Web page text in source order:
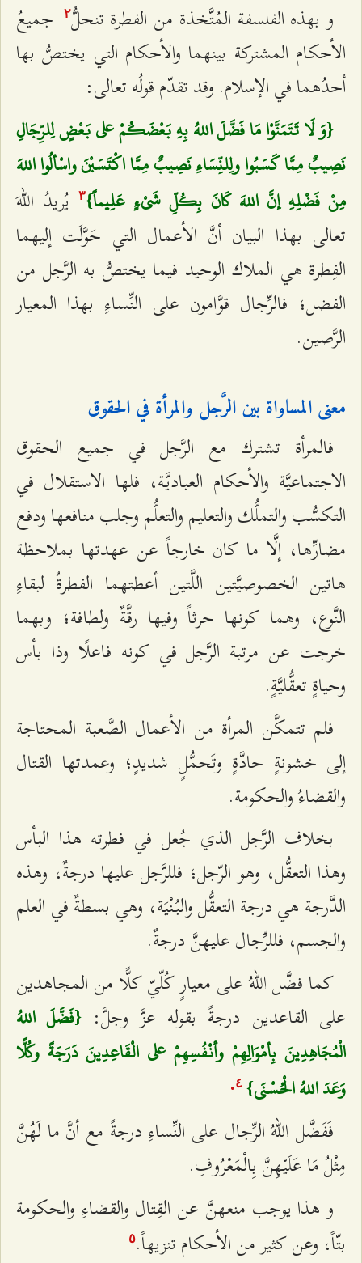
و بهذه الفلسفة المُتَّخذة من الفطرة تنحلُّ٢
جميعُ
الأحكام المشتركة بينهما والأحكام التي يختصُّ بها
أحدُهما في الإسلام. وقد تقدّم قولُه تعالى:
{وَ لَا تَتَمَنَّوْا مَا فَضَّلَ اللهُ بِهِ بَعْضَكُمْ على بَعْضٍ لِلرِّجَالِ
نَصِيبٌ مِمَّا كَسَبُوا ولِلنِّسَاءِ نَصِيبٌ مِمَّا اكْتَسَبْنَ واسْألُوا اللهَ
مِنْ فَضْلِهِ إنَّ اللهَ كَانَ بِكُلِّ شَيْ‌ءٍ عَلِيماً}٣يُريدُ اللهَ
تعالى بهذا البيان أنَّ الأعمال التي حَوَّلَت إليهما
الفِطرة هي الملاك الوحيد فيما يختصُّ به الرَّجل من
الفضل؛ فالرِّجال قوَّامون على النِّساءِ بهذا المعيار
الرَّصين.
معنى المساواة بين الرَّجل والمرأة في الحقوق‌
فالمرأة تشترك مع الرَّجل في جميع الحقوق
الاجتماعيَّة والأحكام العباديَّة، فلها الاستقلال في
التكسُّب والتملُّك والتعليم والتعلُّم وجلب منافعها ودفع
مضارِّها، إلَّا ما كان خارجاً عن عهدتها بملاحظة
هاتين الخصوصيَّتين اللَّتين أعطتهما الفطرةُ لبقاءِ
النَّوع، وهما كونها حرثاً وفيها رقَّةٌ ولطافة؛ وبهما
خرجت عن مرتبة الرَّجل في كونه فاعلًا وذا بأس
وحياةٍ تعقُّليَّةٍ.
فلم تتمكَّن المرأة من الأعمال الصَّعبة المحتاجة
إلى خشونةٍ حادَّةٍ وتَحمُّلٍ شديدٍ؛ وعمدتها القتال
والقضاءُ والحكومة.
بخلاف الرَّجل الذي جُعل في فطرته هذا البأس
وهذا التعقُّل، وهو الرّجل؛ فللرَّجل عليها درجةٌ، وهذه
الدَّرجة هي درجة التعقُّل والبُنْيَة، وهي بسطةٌ في العلم
والجسم، فللرِّجال عليهنَّ درجةٌ.
كما فضَّل اللهُ على معيارٍ كُلّيّ كلًّا من المجاهدين
على القاعدين درجةً بقوله عزَّ وجلَّ: {فَضَّلَ اللهُ
الْمُجَاهِدِينَ بِأمْوَالِهِمْ وأنْفُسِهِمْ على الْقَاعِدِينَ دَرَجَةً وكُلًّا
وَعَدَ اللهُ الْحُسْنَى} ٤
فَفَضَّل اللهُ الرِّجال على النِّساءِ درجةً مع أنَّ ما لَهُنَّ
مِثْلُ مَا عَلَيْهِنَّ بِالْمَعْرُوفِ.
و هذا يوجب منعهنَّ عن القِتال والقضاءِ والحكومة
بتّاً، وعن كثير من الأحكام تنزيهاً.٥